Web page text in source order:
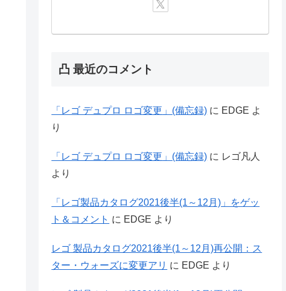
凸 最近のコメント
「レゴ デュプロ ロゴ変更」(備忘録) に EDGE よ
り
「レゴ デュプロ ロゴ変更」(備忘録) に レゴ凡人
より
「レゴ製品カタログ2021後半(1～12月)」をゲッ
ト＆コメント に EDGE より
レゴ 製品カタログ2021後半(1～12月)再公開：ス
ター・ウォーズに変更アリ に EDGE より